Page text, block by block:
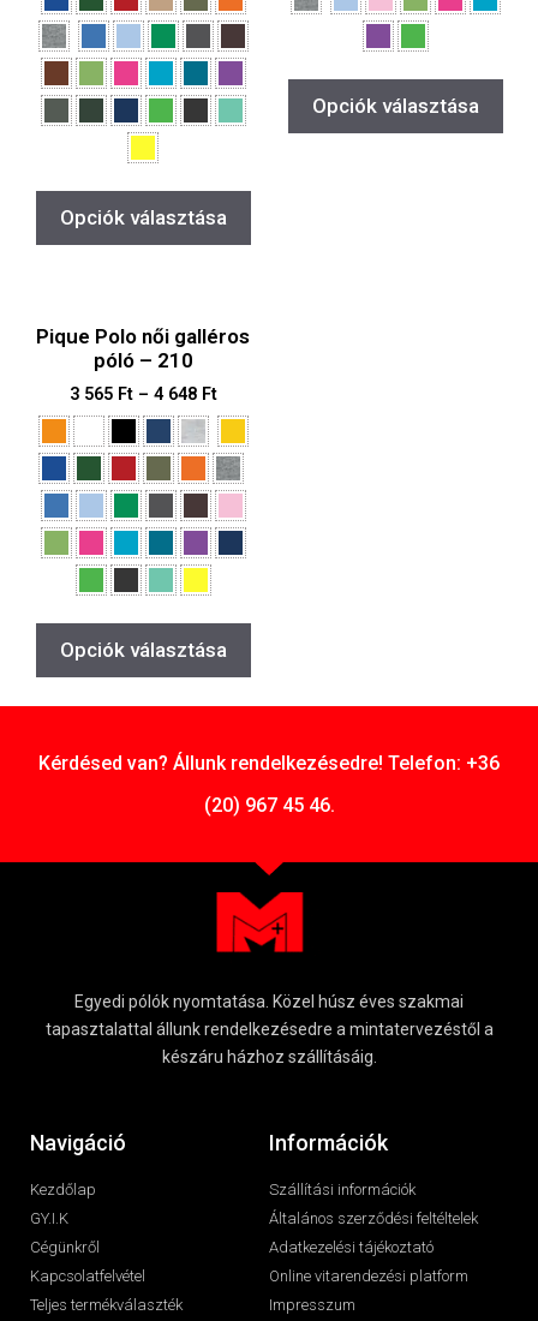
Opciók választása
Opciók választása
Pique Polo női galléros
póló – 210
3 565 Ft– 4 648 Ft
Opciók választása
Kérdésed van? Állunk rendelkezésedre! Telefon: +36
(20) 967 45 46.
Egyedi pólók nyomtatása. Közel húsz éves szakmai
tapasztalattal állunk rendelkezésedre a mintatervezéstől a
készáru házhoz szállításáig.
Navigáció
Kezdőlap
GY.I.K
Cégünkről
Kapcsolatfelvétel
Teljes termékválaszték
Információk
Szállítási információk
Általános szerződési feltéltelek
Adatkezelési tájékoztató
Online vitarendezési platform
Impresszum